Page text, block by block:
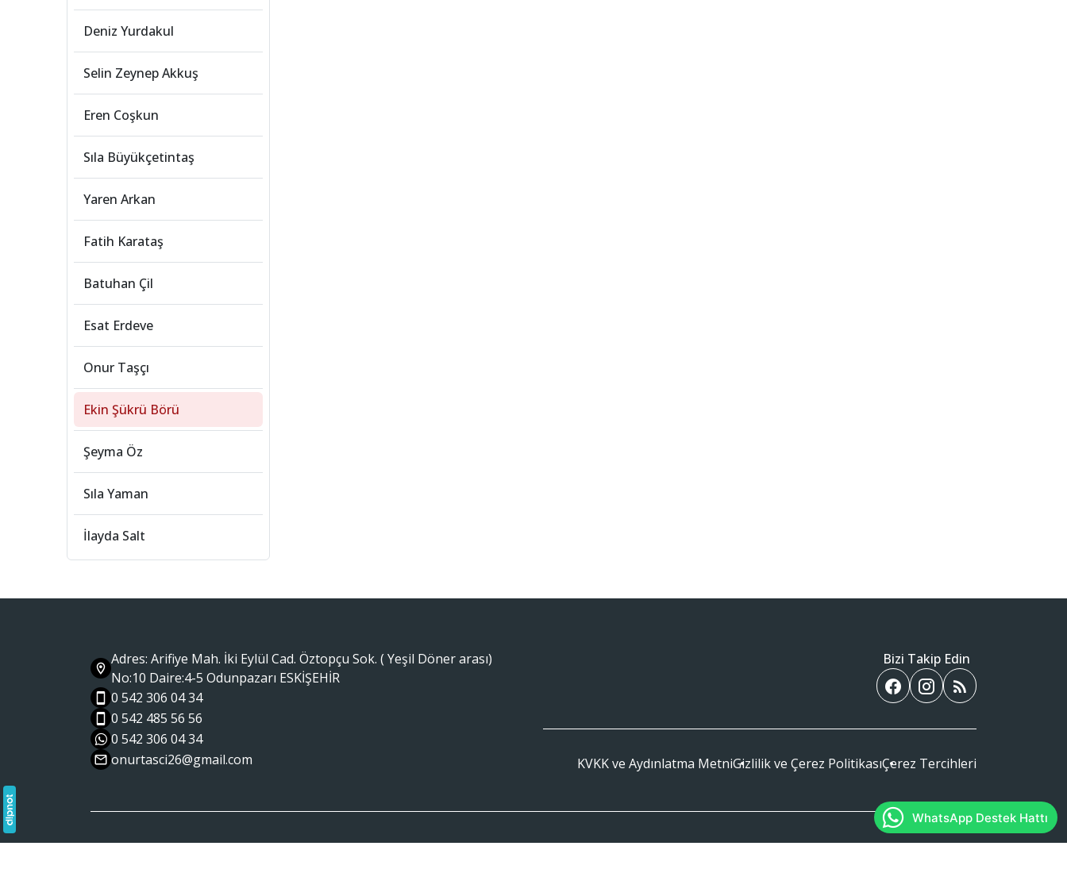
Deniz Yurdakul
Selin Zeynep Akkuş
Eren Coşkun
Sıla Büyükçetintaş
Yaren Arkan
Fatih Karataş
Batuhan Çil
Esat Erdeve
Onur Taşçı
Ekin Şükrü Börü
Şeyma Öz
Sıla Yaman
İlayda Salt
Adres: Arifiye Mah. İki Eylül Cad. Öztopçu Sok. ( Yeşil Döner arası)
No:10 Daire:4-5 Odunpazarı ESKİŞEHİR
0 542 306 04 34
0 542 485 56 56
0 542 306 04 34
onurtasci26@gmail.com
Bizi Takip Edin
KVKK ve Aydınlatma MetniGizlilik ve Çerez PolitikasıÇerez Tercihleri
WhatsApp Destek Hattı